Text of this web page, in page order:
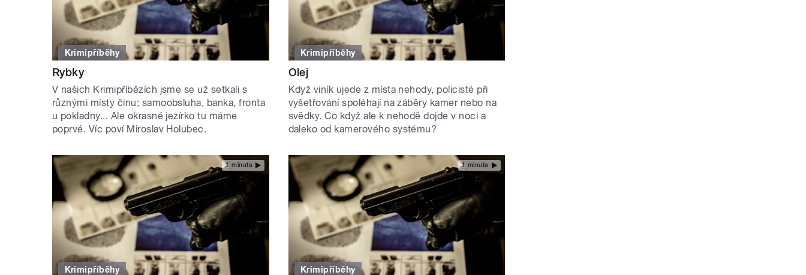
Krimipříběhy
Rybky
V našich Krimipříbězích jsme se už setkali s
různými místy činu; samoobsluha, banka, fronta
u pokladny... Ale okrasné jezírko tu máme
poprvé. Víc poví Miroslav Holubec.
Krimipříběhy
Olej
Když viník ujede z místa nehody, policisté při
vyšetřování spoléhají na záběry kamer nebo na
svědky. Co když ale k nehodě dojde v noci a
daleko od kamerového systému?
1 minuta
Krimipříběhy
1 minuta
Krimipříběhy